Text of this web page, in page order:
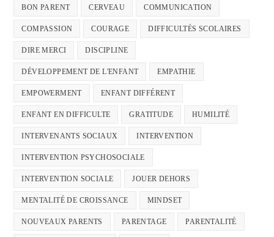
BON PARENT CERVEAU COMMUNICATION
COMPASSION COURAGE DIFFICULTÉS SCOLAIRES
DIRE MERCI DISCIPLINE
DÉVELOPPEMENT DE L'ENFANT EMPATHIE
EMPOWERMENT ENFANT DIFFÉRENT
ENFANT EN DIFFICULTE GRATITUDE HUMILITÉ
INTERVENANTS SOCIAUX INTERVENTION
INTERVENTION PSYCHOSOCIALE
INTERVENTION SOCIALE JOUER DEHORS
MENTALITÉ DE CROISSANCE MINDSET
NOUVEAUX PARENTS PARENTAGE PARENTALITÉ